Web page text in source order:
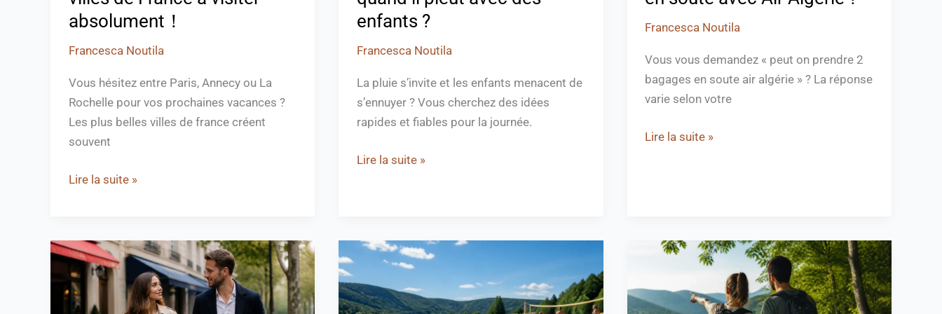
absolument！
Francesca Noutila
Vous hésitez entre Paris, Annecy ou La
Rochelle pour vos prochaines vacances ?
Les plus belles villes de france créent
souvent
Lire la suite »
enfants ?
Francesca Noutila
La pluie s’invite et les enfants menacent de
s’ennuyer ? Vous cherchez des idées
rapides et fiables pour la journée.
Lire la suite »
Francesca Noutila
Vous vous demandez « peut on prendre 2
bagages en soute air algérie » ? La réponse
varie selon votre
Lire la suite »
Le
quartier
le
plus
Plage
de
Gérardmer
Découvrez
tour
du